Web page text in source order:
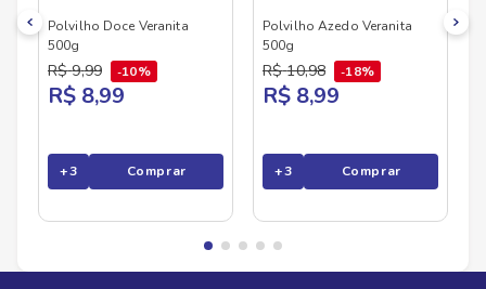
Polvilho Doce Veranita
500g
R$ 9,99 10%
R$ 8,99
+3 Comprar
Polvilho Azedo Veranita
500g
R$ 10,98 18%
R$ 8,99
+3 Comprar